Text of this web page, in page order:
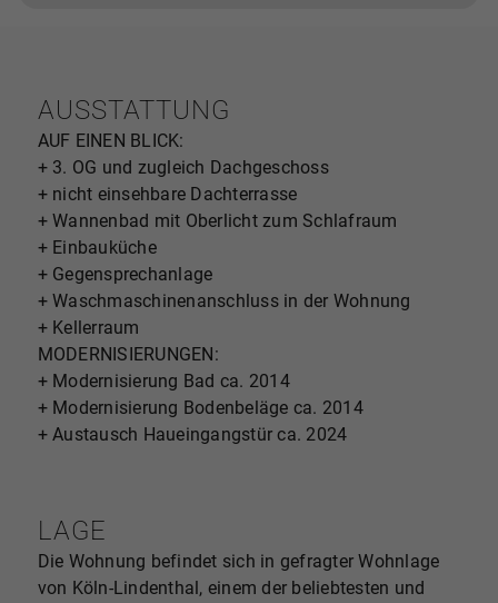
AUSSTATTUNG
AUF EINEN BLICK:
+ 3. OG und zugleich Dachgeschoss
+ nicht einsehbare Dachterrasse
+ Wannenbad mit Oberlicht zum Schlafraum
+ Einbauküche
+ Gegensprechanlage
+ Waschmaschinenanschluss in der Wohnung
+ Kellerraum
MODERNISIERUNGEN:
+ Modernisierung Bad ca. 2014
+ Modernisierung Bodenbeläge ca. 2014
+ Austausch Haueingangstür ca. 2024
LAGE
Die Wohnung befindet sich in gefragter Wohnlage
von Köln-Lindenthal, einem der beliebtesten und